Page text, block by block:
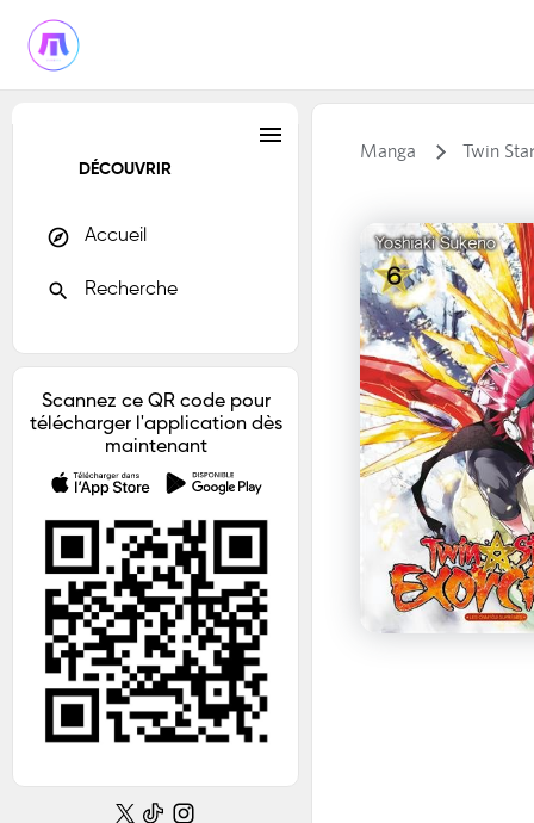
menu
DÉCOUVRIR
explore Accueil
search Recherche
Scannez ce QR code pour
télécharger l'application dès
maintenant
Manga Twin